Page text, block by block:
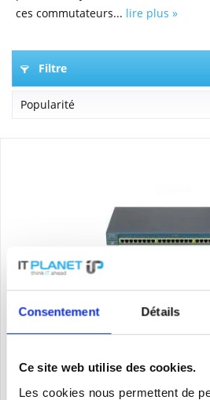
Consentement Détails
Ce site web utilise des cookies.
Les cookies nous permettent de
ces commutateurs... lire plus »
Filtre
CISCO WS-